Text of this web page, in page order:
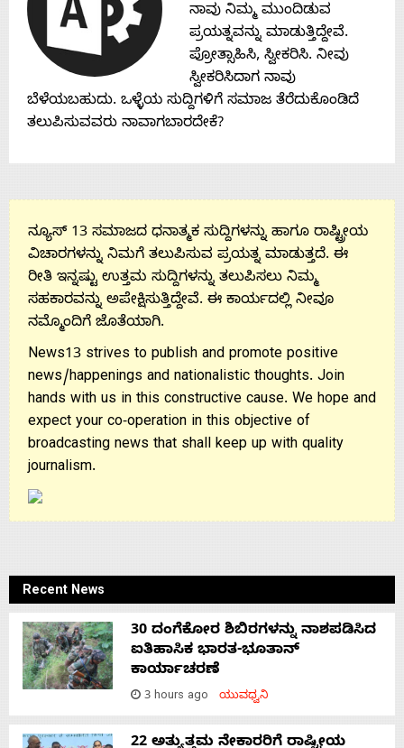
Us
ನಾವು ನಿಮ್ಮ ಮುಂದಿಡುವ
ಪ್ರಯತ್ನವನ್ನು ಮಾಡುತ್ತಿದ್ದೇವೆ.
ಪ್ರೋತ್ಸಾಹಿಸಿ, ಸ್ವೀಕರಿಸಿ. ನೀವು
ಸ್ವೀಕರಿಸಿದಾಗ ನಾವು
ಬೆಳೆಯಬಹುದು. ಒಳ್ಳೆಯ ಸುದ್ದಿಗಳಿಗೆ ಸಮಾಜ ತೆರೆದುಕೊಂಡಿದೆ
ತಲುಪಿಸುವವರು ನಾವಾಗಬಾರದೇಕೆ?
ನ್ಯೂಸ್ 13 ಸಮಾಜದ ಧನಾತ್ಮಕ ಸುದ್ದಿಗಳನ್ನು ಹಾಗೂ ರಾಷ್ಟ್ರೀಯ
ವಿಚಾರಗಳನ್ನು ನಿಮಗೆ ತಲುಪಿಸುವ ಪ್ರಯತ್ನ ಮಾಡುತ್ತದೆ. ಈ
ರೀತಿ ಇನ್ನಷ್ಟು ಉತ್ತಮ ಸುದ್ದಿಗಳನ್ನು ತಲುಪಿಸಲು ನಿಮ್ಮ
ಸಹಕಾರವನ್ನು ಅಪೇಕ್ಷಿಸುತ್ತಿದ್ದೇವೆ. ಈ ಕಾರ್ಯದಲ್ಲಿ ನೀವೂ
ನಮ್ಮೊಂದಿಗೆ ಜೊತೆಯಾಗಿ.
News13 strives to publish and promote positive
news/happenings and nationalistic thoughts. Join
hands with us in this constructive cause. We hope and
expect your co-operation in this objective of
broadcasting news that shall keep up with quality
journalism.
Recent News
30 ದಂಗೆಕೋರ ಶಿಬಿರಗಳನ್ನು ನಾಶಪಡಿಸಿದ
ಐತಿಹಾಸಿಕ ಭಾರತ-ಭೂತಾನ್
ಕಾರ್ಯಾಚರಣೆ
3 hours ago ಯುವಧ್ವನಿ
22 ಅತ್ಯುತ್ತಮ ನೇಕಾರರಿಗೆ ರಾಷ್ಟ್ರೀಯ